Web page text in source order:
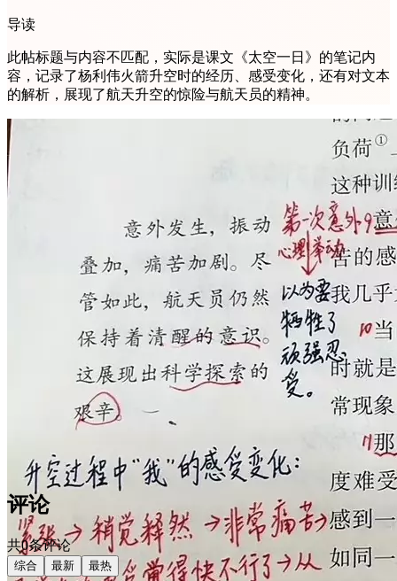
导读
此帖标题与内容不匹配，实际是课文《太空一日》的笔记内
容，记录了杨利伟火箭升空时的经历、感受变化，还有对文本
的解析，展现了航天升空的惊险与航天员的精神。
评论
共0条评论
综合 最新 最热